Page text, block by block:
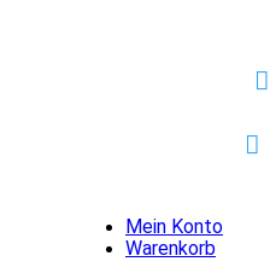


Mein Konto
Warenkorb